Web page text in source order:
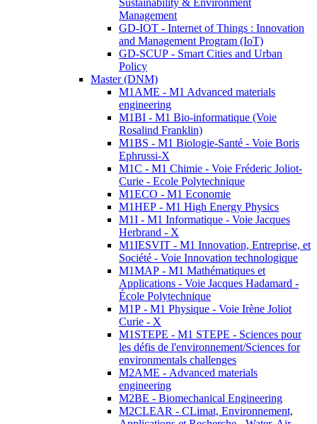
Sustainability & Environment
Management
GD-IOT - Internet of Things : Innovation
and Management Program (IoT)
GD-SCUP - Smart Cities and Urban
Policy
Master (DNM)
M1AME - M1 Advanced materials
engineering
M1BI - M1 Bio-informatique (Voie
Rosalind Franklin)
M1BS - M1 Biologie-Santé - Voie Boris
Ephrussi-X
M1C - M1 Chimie - Voie Fréderic Joliot-
Curie - Ecole Polytechnique
M1ECO - M1 Economie
M1HEP - M1 High Energy Physics
M1I - M1 Informatique - Voie Jacques
Herbrand - X
M1IESVIT - M1 Innovation, Entreprise, et
Société - Voie Innovation technologique
M1MAP - M1 Mathématiques et
Applications - Voie Jacques Hadamard -
École Polytechnique
M1P - M1 Physique - Voie Irène Joliot
Curie - X
M1STEPE - M1 STEPE - Sciences pour
les défis de l'environnement/Sciences for
environmentals challenges
M2AME - Advanced materials
engineering
M2BE - Biomechanical Engineering
M2CLEAR - CLimat, Environnement,